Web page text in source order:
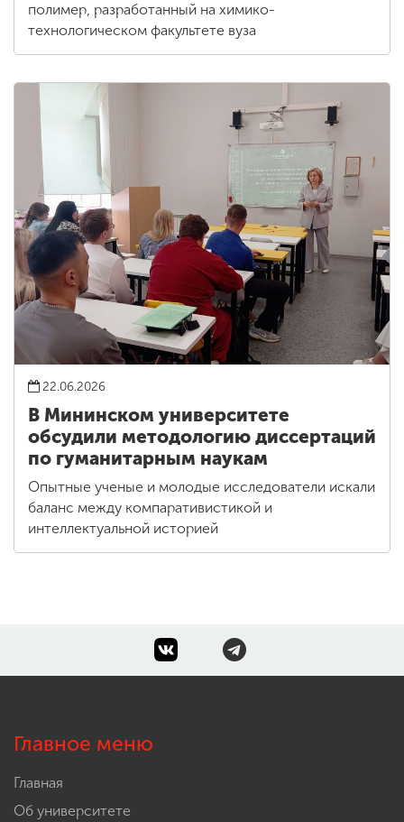
полимер, разработанный на химико-
технологическом факультете вуза
22.06.2026
В Мининском университете
обсудили методологию диссертаций
по гуманитарным наукам
Опытные ученые и молодые исследователи искали
баланс между компаративистикой и
интеллектуальной историей
Главное меню
Главная
Об университете